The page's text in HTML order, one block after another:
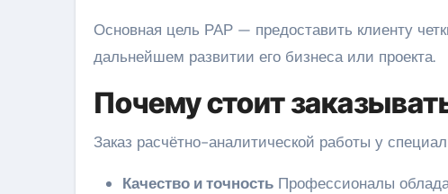
Основная цель РАР — предоставить клиенту
дальнейшем развитии его бизнеса или проекта.
Почему стоит
Заказ расчётно-аналитической работы у
Качество и точность Профессионалы